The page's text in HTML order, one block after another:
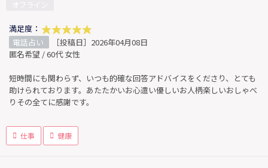
満足度：
電話占い
［投稿日］2026年04月08日
匿名希望 / 60代 女性
短時間にも関わらず、いつも的確な回答アドバイスをくださり、とても
助けられております。あたたかいお心遣い優しいお人柄楽しいおしゃべ
りその全てに感謝です。
仕事 健康